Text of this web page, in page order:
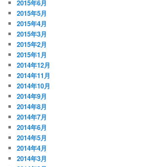
2015年6月
2015年5月
2015年4月
2015年3月
2015年2月
2015年1月
2014年12月
2014年11月
2014年10月
2014年9月
2014年8月
2014年7月
2014年6月
2014年5月
2014年4月
2014年3月